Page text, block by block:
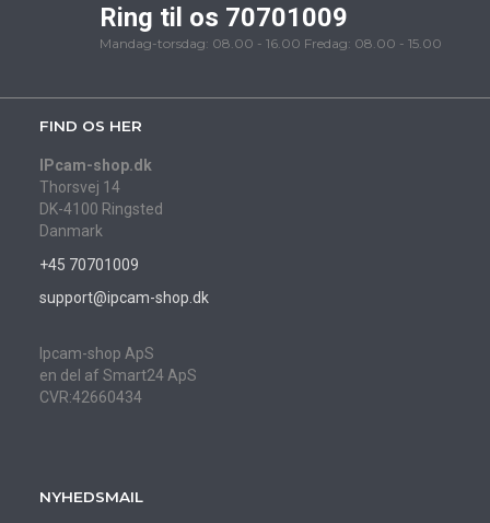
Ring til os 70701009
Mandag-torsdag: 08.00 - 16.00 Fredag: 08.00 - 15.00
FIND OS HER
IPcam-shop.dk
Thorsvej 14
DK-4100 Ringsted
Danmark
+45 70701009
support@ipcam-shop.dk
Ipcam-shop ApS
en del af Smart24 ApS
CVR:42660434
NYHEDSMAIL